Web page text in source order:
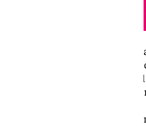
Este año la alcaldesa de
original del Rey Fernando. En
también de la Subdelegación
consagración, la concejala
socialista Raquel Ruz, según
Ayuntamiento de Granada,